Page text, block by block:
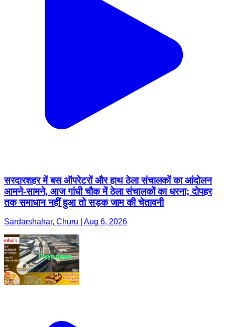
सरदारशहर में बस ऑपरेटरों और हाथ ठेला संचालकों का आंदोलन
आमने-सामने, आज गांधी चौक में ठेला संचालकों का धरना; दोपहर
तक समाधान नहीं हुआ तो सड़क जाम की चेतावनी
Sardarshahar, Churu | Aug 6, 2026